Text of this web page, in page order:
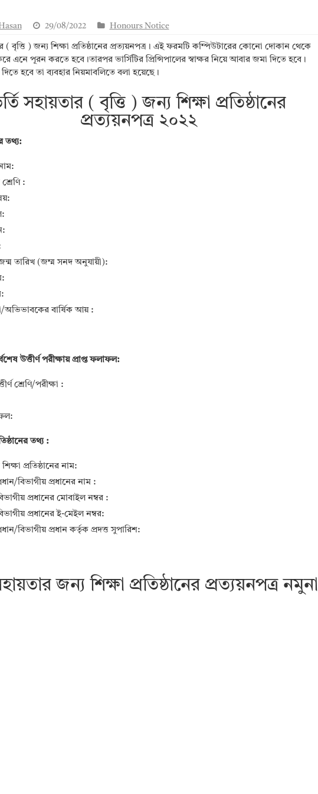
দিনাজপুর বোর্ড এইচএসসি রেজাল্ট ২০২৫ – HSC Result 2025 Dinajpur Board
সিলেট বোর্ড এইচএসসি রেজাল্ট ২০২৫ – HSC Result 2025 Sylhet Board
29/08/2022 Honours Notice
( বৃত্তি ) জন্য শিক্ষা প্রতিষ্ঠানের প্রত্যয়নপত্র। এই ফরমটি কম্পিউটারের কোনো দোকান থেকে
এনে পূরন করতে হবে।তারপর ভার্সিটির প্রিন্সিপালের স্বাক্ষর নিয়ে আবার জমা দিতে হবে।
হবে তা ব্যবহার নিয়মাবলিতে বলা হয়েছে।
সহায়তার ( বৃত্তি ) জন্য শিক্ষা প্রতিষ্ঠানের
প্রত্যয়নপত্র ২০২২
তথ্য:
:
জন্ম তারিখ (জম্ম সনদ অনুযায়ী):
অভিভাবকের বার্ষিক আয় :
উত্তীর্ণ পরীক্ষায় প্রাপ্ত ফলাফল:
শ্রেণি/পরীক্ষা :
তথ্য :
প্রতিষ্ঠানের নাম:
বিভাগীয় প্রধানের নাম :
প্রধানের মোবাইল নম্বর :
প্রধানের ই-মেইল নম্বর:
বিভাগীয় প্রধান কর্তৃক প্রদত্ত সুপারিশ:
জন্য শিক্ষা প্রতিষ্ঠানের প্রত্যয়নপত্র নমুনা